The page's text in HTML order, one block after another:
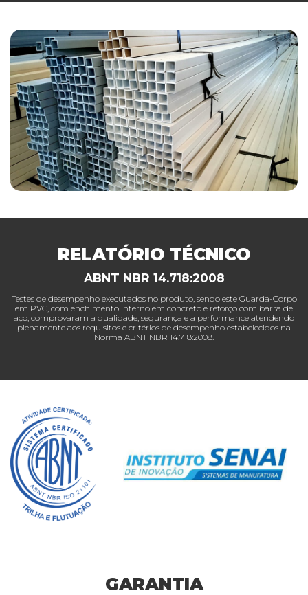
RELATÓRIO TÉCNICO
ABNT NBR 14.718:2008
Testes de desempenho executados no produto, sendo este Guarda-Corpo
em PVC, com enchimento interno em concreto e reforço com barra de
aço, comprovaram a qualidade, segurança e a performance atendendo
plenamente aos requisitos e critérios de desempenho estabelecidos na
Norma ABNT NBR 14.718:2008.
GARANTIA